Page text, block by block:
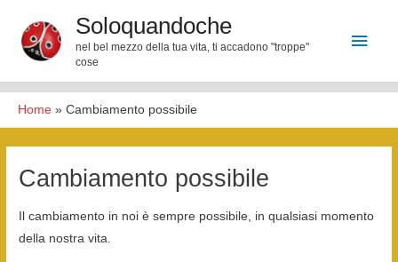
contenuto
Soloquandoche
nel bel mezzo della tua vita, ti accadono "troppe"
cose
Home » Cambiamento possibile
Cambiamento possibile
Il cambiamento in noi è sempre possibile, in qualsiasi momento
della nostra vita.